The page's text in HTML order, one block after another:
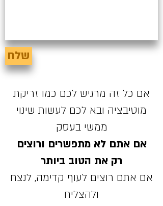
אם כל זה מרגיש לכם כמו זריקת
מוטיבציה ובא לכם לעשות שינוי
ממשי בעסק
אם אתם לא מתפשרים ורוצים
רק את הטוב ביותר
אם אתם רוצים לעוף קדימה, לנצח
ולהצליח
שלח